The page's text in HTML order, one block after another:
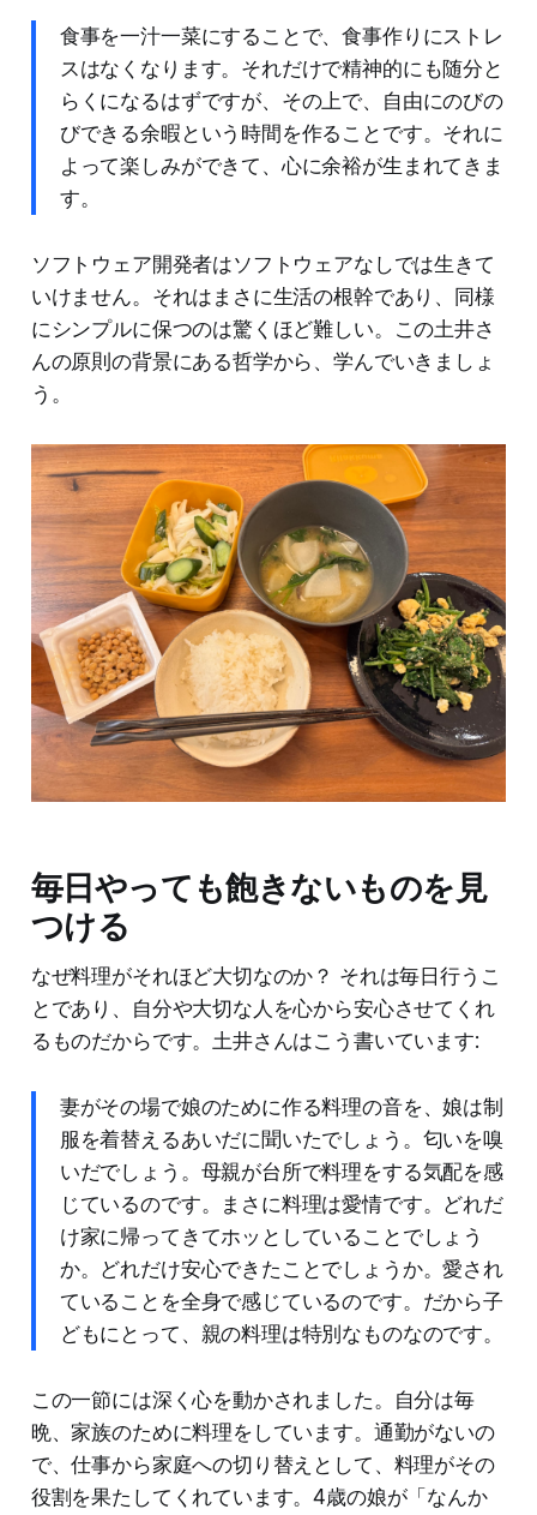
食事を一汁一菜にすることで、食事作りにストレ
スはなくなります。それだけで精神的にも随分と
らくになるはずですが、その上で、自由にのびの
びできる余暇という時間を作ることです。それに
よって楽しみができて、心に余裕が生まれてきま
す。
ソフトウェア開発者はソフトウェアなしでは生きて
いけません。それはまさに生活の根幹であり、同様
にシンプルに保つのは驚くほど難しい。この土井さ
んの原則の背景にある哲学から、学んでいきましょ
う。
毎日やっても飽きないものを見
つける
なぜ料理がそれほど大切なのか？ それは毎日行うこ
とであり、自分や大切な人を心から安心させてくれ
るものだからです。土井さんはこう書いています:
妻がその場で娘のために作る料理の音を、娘は制
服を着替えるあいだに聞いたでしょう。匂いを嗅
いだでしょう。母親が台所で料理をする気配を感
じているのです。まさに料理は愛情です。どれだ
け家に帰ってきてホッとしていることでしょう
か。どれだけ安心できたことでしょうか。愛され
ていることを全身で感じているのです。だから子
どもにとって、親の料理は特別なものなのです。
この一節には深く心を動かされました。自分は毎
晩、家族のために料理をしています。通勤がないの
で、仕事から家庭への切り替えとして、料理がその
役割を果たしてくれています。4歳の娘が「なんか